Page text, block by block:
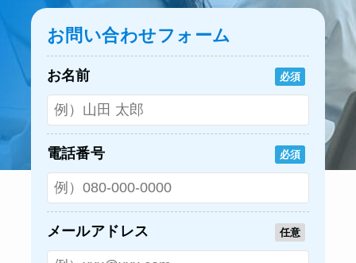
お問い合わせフォーム
お名前 必須
電話番号 必須
メールアドレス 任意